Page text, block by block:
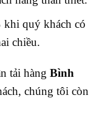
khi quý khách có
chiều.
tải hàng Bình
chúng tôi còn